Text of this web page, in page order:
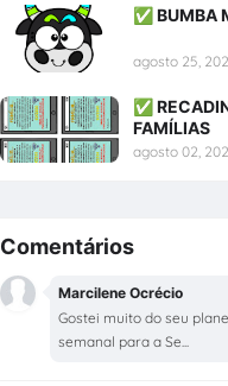
✅ BUMBA
agosto 25,
✅
FAMÍLIAS
agosto 02,
Comentários
Marcilene Ocrécio
Gostei muito do seu
semanal para a Se...